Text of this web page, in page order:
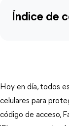
Índice de
Hoy en día, todos
celulares para
código de acceso,